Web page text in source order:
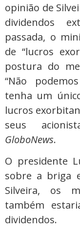
opinião de
dividendos
passada, o
de “lucros
postura do
“Não
tenha um
lucros
seus
GloboNews.
O presidente
sobre a briga
Silveira, os
também
dividendos.